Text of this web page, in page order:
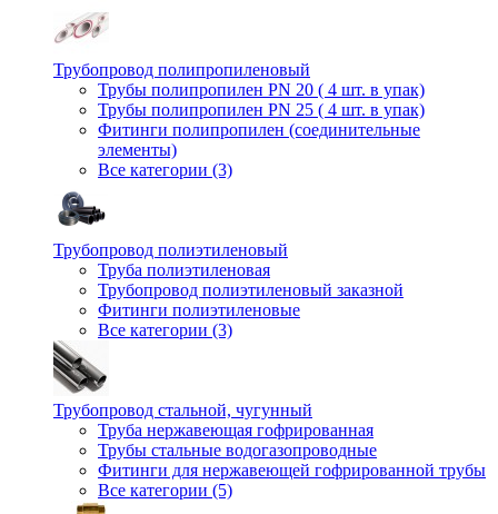
Трубопровод полипропиленовый
Трубы полипропилен PN 20 ( 4 шт. в упак)
Трубы полипропилен PN 25 ( 4 шт. в упак)
Фитинги полипропилен (cоединительные
элементы)
Все категории (3)
Трубопровод полиэтиленовый
Труба полиэтиленовая
Трубопровод полиэтиленовый заказной
Фитинги полиэтиленовые
Все категории (3)
Трубопровод стальной, чугунный
Труба нержавеющая гофрированная
Трубы стальные водогазопроводные
Фитинги для нержавеющей гофрированной трубы
Все категории (5)